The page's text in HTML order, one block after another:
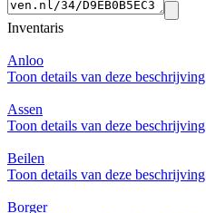
Inventaris
Anloo
Toon details van deze beschrijving
Assen
Toon details van deze beschrijving
Beilen
Toon details van deze beschrijving
Borger